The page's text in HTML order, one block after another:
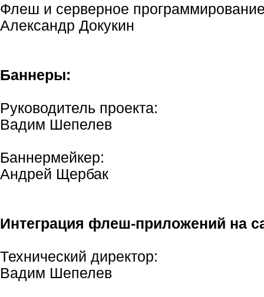
Флеш и серверное
Александр Докукин
Баннеры:
Руководитель проекта:
Вадим Шепелев
Баннермейкер:
Андрей Щербак
Интеграция флеш-приложений на
Технический директор:
Вадим Шепелев